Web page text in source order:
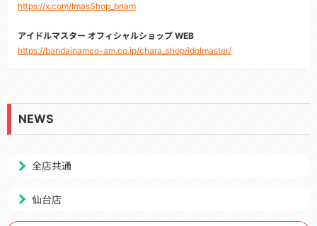
https://x.com/ImasShop_bnam
アイドルマスター オフィシャルショップ WEB
https://bandainamco-am.co.jp/chara_shop/idolmaster/
NEWS
全店共通
仙台店